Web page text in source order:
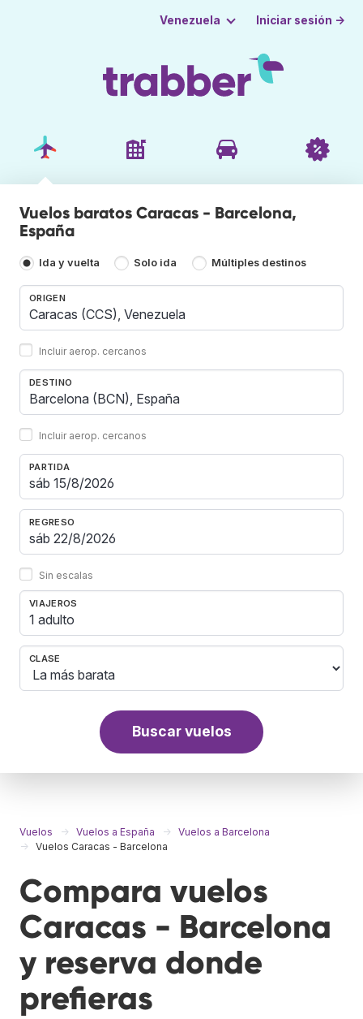
Venezuela Iniciar sesión →
Vuelos baratos Caracas - Barcelona,
España
Ida y vuelta Solo ida Múltiples destinos
ORIGEN
Incluir aerop. cercanos
DESTINO
Incluir aerop. cercanos
PARTIDA
REGRESO
Sin escalas
VIAJEROS
1 adulto
CLASE
Buscar vuelos
Vuelos Vuelos a España
Vuelos a Barcelona
Vuelos Caracas - Barcelona
Compara vuelos
Caracas - Barcelona
y reserva donde
prefieras